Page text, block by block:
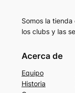
Somos la
los clubs y las
Acerca de
Equipo
Historia